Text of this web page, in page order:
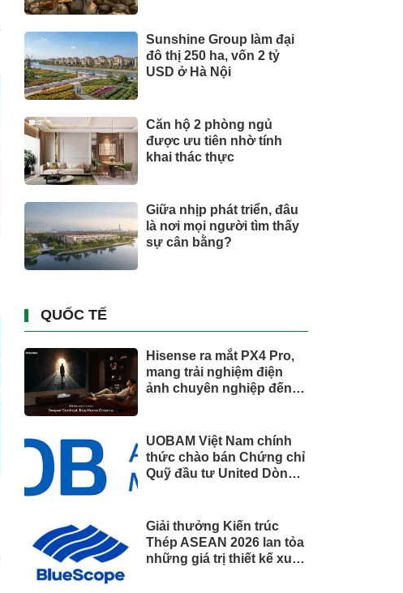
Sunshine Group làm đại
đô thị 250 ha, vốn 2 tỷ
USD ở Hà Nội
Căn hộ 2 phòng ngủ
được ưu tiên nhờ tính
khai thác thực
Giữa nhịp phát triển, đâu
là nơi mọi người tìm thấy
sự cân bằng?
QUỐC TẾ
Hisense ra mắt PX4 Pro,
mang trải nghiệm điện
ảnh chuyên nghiệp đến
UOBAM Việt Nam chính
thức chào bán Chứng chỉ
Quỹ đầu tư United Dòng
Giải thưởng Kiến trúc
Thép ASEAN 2026 lan tỏa
những giá trị thiết kế xuất